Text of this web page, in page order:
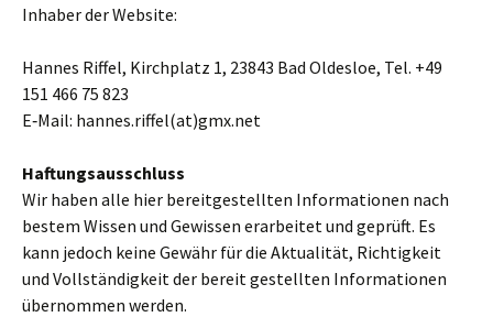
Inhaber der Website:
Hannes Riffel, Kirchplatz 1, 23843 Bad Oldesloe, Tel. +49
151 466 75 823
E‑Mail: hannes.riffel(at)gmx.net
Haftungsausschluss
Wir haben alle hier bereit­ge­stell­ten Informationen nach
bestem Wissen und Gewissen erar­bei­tet und geprüft. Es
kann jedoch keine Gewähr für die Aktualität, Richtigkeit
und Vollständigkeit der bereit gestell­ten Informationen
über­nom­men werden.